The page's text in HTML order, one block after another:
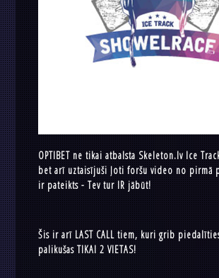
OPTIBET ne tikai atbalsta Skeleton.lv Ice
bet arī uztaisījuši ļoti foršu video no pirmā
ir pateikts - Tev tur IR jābūt!
Šis ir arī LAST CALL tiem, kuri grib
palikušas TIKAI 2 VIETAS!